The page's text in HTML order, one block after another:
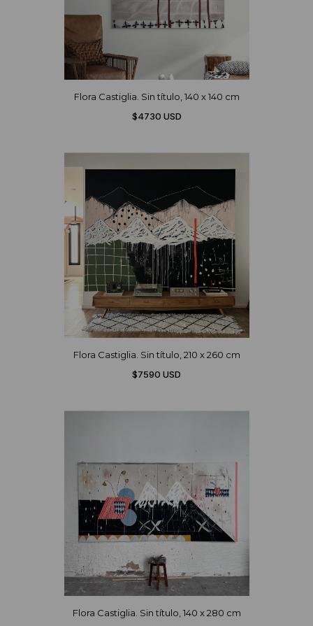
Flora Castiglia. Sin título, 140 x 140 cm
$4730 USD
Flora Castiglia. Sin título, 210 x 260 cm
$7590 USD
Flora Castiglia. Sin título, 140 x 280 cm